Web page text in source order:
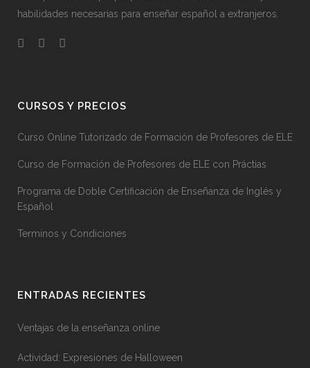
habilidades necesarias para enseñar español a extranjeros.
CURSOS Y PRECIOS
Curso Online Tutorizado de Formación de Profesores de ELE
Curso de Formación de Profesores de ELE con Práctias
Programa de Doble Certificación de Enseñanza de Inglés y
Español
Terminos y Condiciones
ENTRADAS RECIENTES
Ventajas de la enseñanza online
Actividad: Expresiones de Halloween